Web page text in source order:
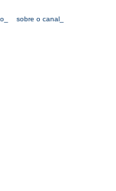
sobre o canal_